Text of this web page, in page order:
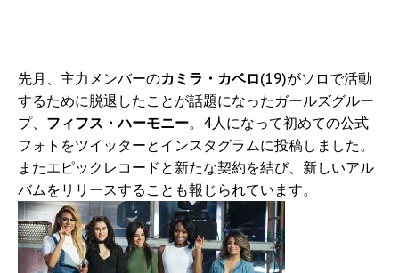
先月、主力メンバーのカミラ・カベロ(19)がソロで活動
するために脱退したことが話題になったガールズグルー
プ、 フィフス・ハーモニー。4人になって初めての公式
フォトをツイッターとインスタグラムに投稿しました。
またエピックレコードと新たな契約を結び、新しいアル
バムをリリースすることも報じられています。